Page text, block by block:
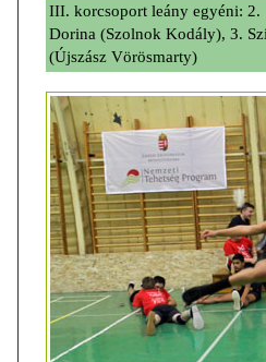
III. korcsoport leány egyéni: 2.
Dorina (Szolnok Kodály), 3.
(Újszász Vörösmarty)